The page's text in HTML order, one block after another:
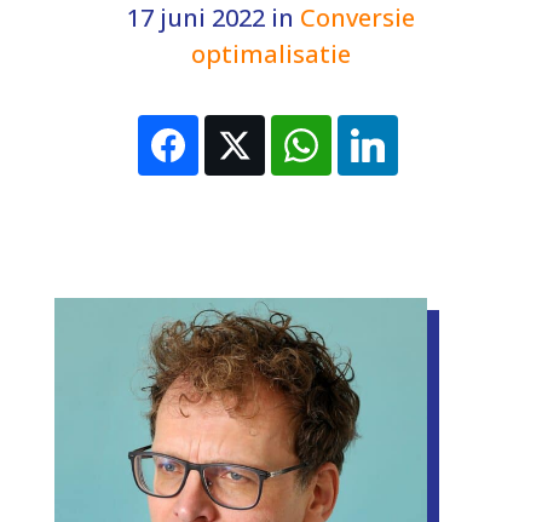
17 juni 2022in Conversie
optimalisatie